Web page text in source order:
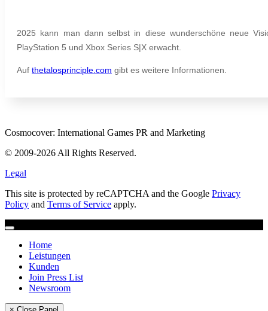
2025 kann man dann selbst in diese wunderschöne neue
PlayStation 5 und Xbox Series S|X erwacht.
Auf thetalosprinciple.com gibt es weitere Informationen.
Cosmocover: International Games PR and Marketing
© 2009-2026 All Rights Reserved.
Legal
This site is protected by reCAPTCHA and the Google Privacy
Policy and Terms of Service apply.
Home
Leistungen
Kunden
Join Press List
Newsroom